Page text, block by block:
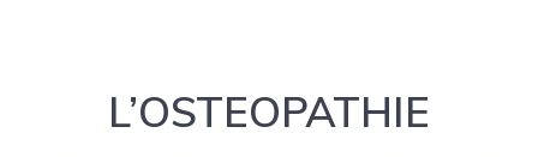
L’OSTEOPATHIE